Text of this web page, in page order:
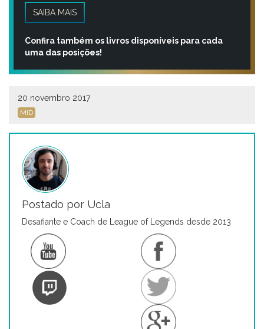
SAIBA MAIS
Confira também os livros disponíveis para cada
uma das posições!
20 novembro 2017
MID
Postado por Ucla
Desafiante e Coach de League of Legends desde 2013